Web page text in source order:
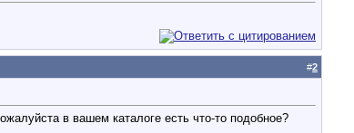
#2
в вашем каталоге есть что-то подобное?